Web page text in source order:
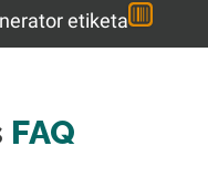
etiketa
FAQ